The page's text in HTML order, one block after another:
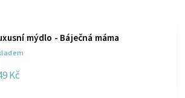
mýdlo - Báječná máma
Kč